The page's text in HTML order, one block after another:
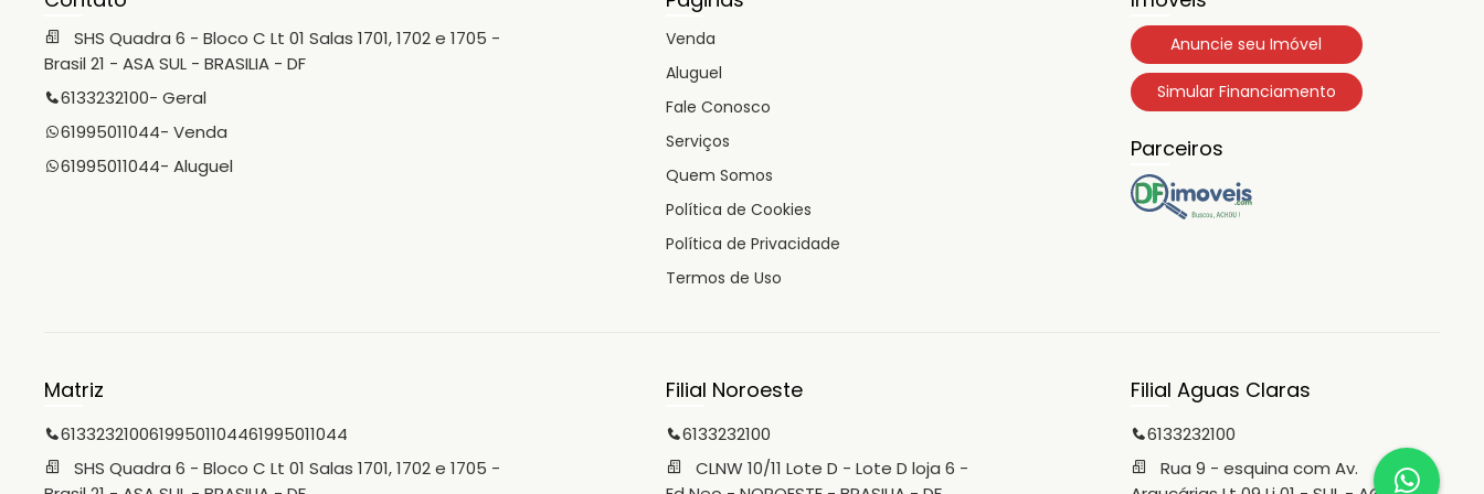
SHS Quadra 6 - Bloco C Lt 01 Salas 1701, 1702 e 1705 -
Brasil 21 - ASA SUL - BRASILIA - DF
6133232100- Geral
61995011044- Venda
61995011044- Aluguel
Venda
Aluguel
Fale Conosco
Serviços
Quem Somos
Política de Cookies
Política de Privacidade
Termos de Uso
Anuncie seu Imóvel
Simular Financiamento
Parceiros
Matriz
61332321006199501104461995011044
SHS Quadra 6 - Bloco C Lt 01 Salas 1701, 1702 e 1705 -
Filial Noroeste
6133232100
CLNW 10/11 Lote D - Lote D loja 6 -
Filial Aguas Claras
6133232100
Rua 9 - esquina com Av.